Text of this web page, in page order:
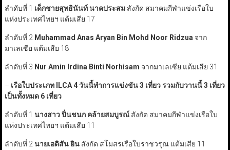
ลำดับที่ 1 เด็กชายสุทธินันท์ นาคประสมสังกัด สมาคมกีฬาแข่งเรือใบ
แห่งประเทศไทยฯ แต้มเสีย 17
ลำดับที่ 2 Muhammad Anas Aryan Bin Mohd Noor Ridzuaจาก
มาเลเซีย แต้มเสีย 18
ลำดับที่ 3 Nur Amin Irdina Binti Norhisam จากมาเลเซีย แต้มเสีย 31
– เรือใบประเภท ILCA4 วันนี้ทำการแข่งขัน 3 เที่ยว รวมกับวานนี้ 3 เที่ยว
เป็นทั้งหมด 6 เที่ยว
ลำดับที่ 1 นางสาว ปิ่นชนก คล้ายสมบูรณ์สังกัด สมาคมกีฬาแข่งเรือใบ
แห่งประเทศไทยฯ แต้มเสีย 11
ลำดับที่ 2นายเอดิสัน ยินสังกัด สโมสรเรือใบราชวรุณ แต้มเสีย 11